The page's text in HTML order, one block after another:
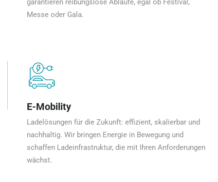
garantieren reibungslose Abläufe, egal ob Festival,
Messe oder Gala.
E-Mobility
Ladelösungen für die Zukunft: effizient, skalierbar und
nachhaltig. Wir bringen Energie in Bewegung und
schaffen Ladeinfrastruktur, die mit Ihren Anforderungen
wächst.